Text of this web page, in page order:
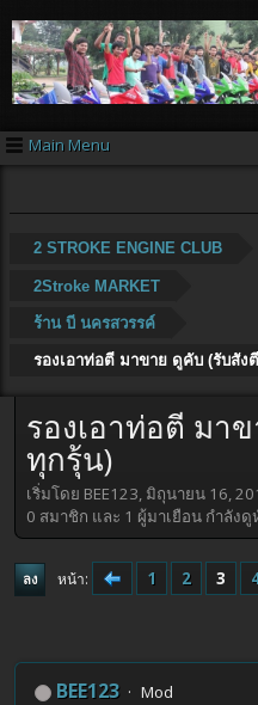
Main Menu
2 STROKE ENGINE CLUB
2Stroke MARKET
ร้าน บี นครสวรรค์
รองเอาท่อตี มาขาย ดูคับ (รับสัง
รองเอาท่อตี มา
ทุกรุ้น)
เริ่มโดย BEE123, มิถุนายน 16,
0 สมาชิก และ 1 ผู้มาเยือน กำลัง
ลง หน้า 1 2 3
BEE123
Mod